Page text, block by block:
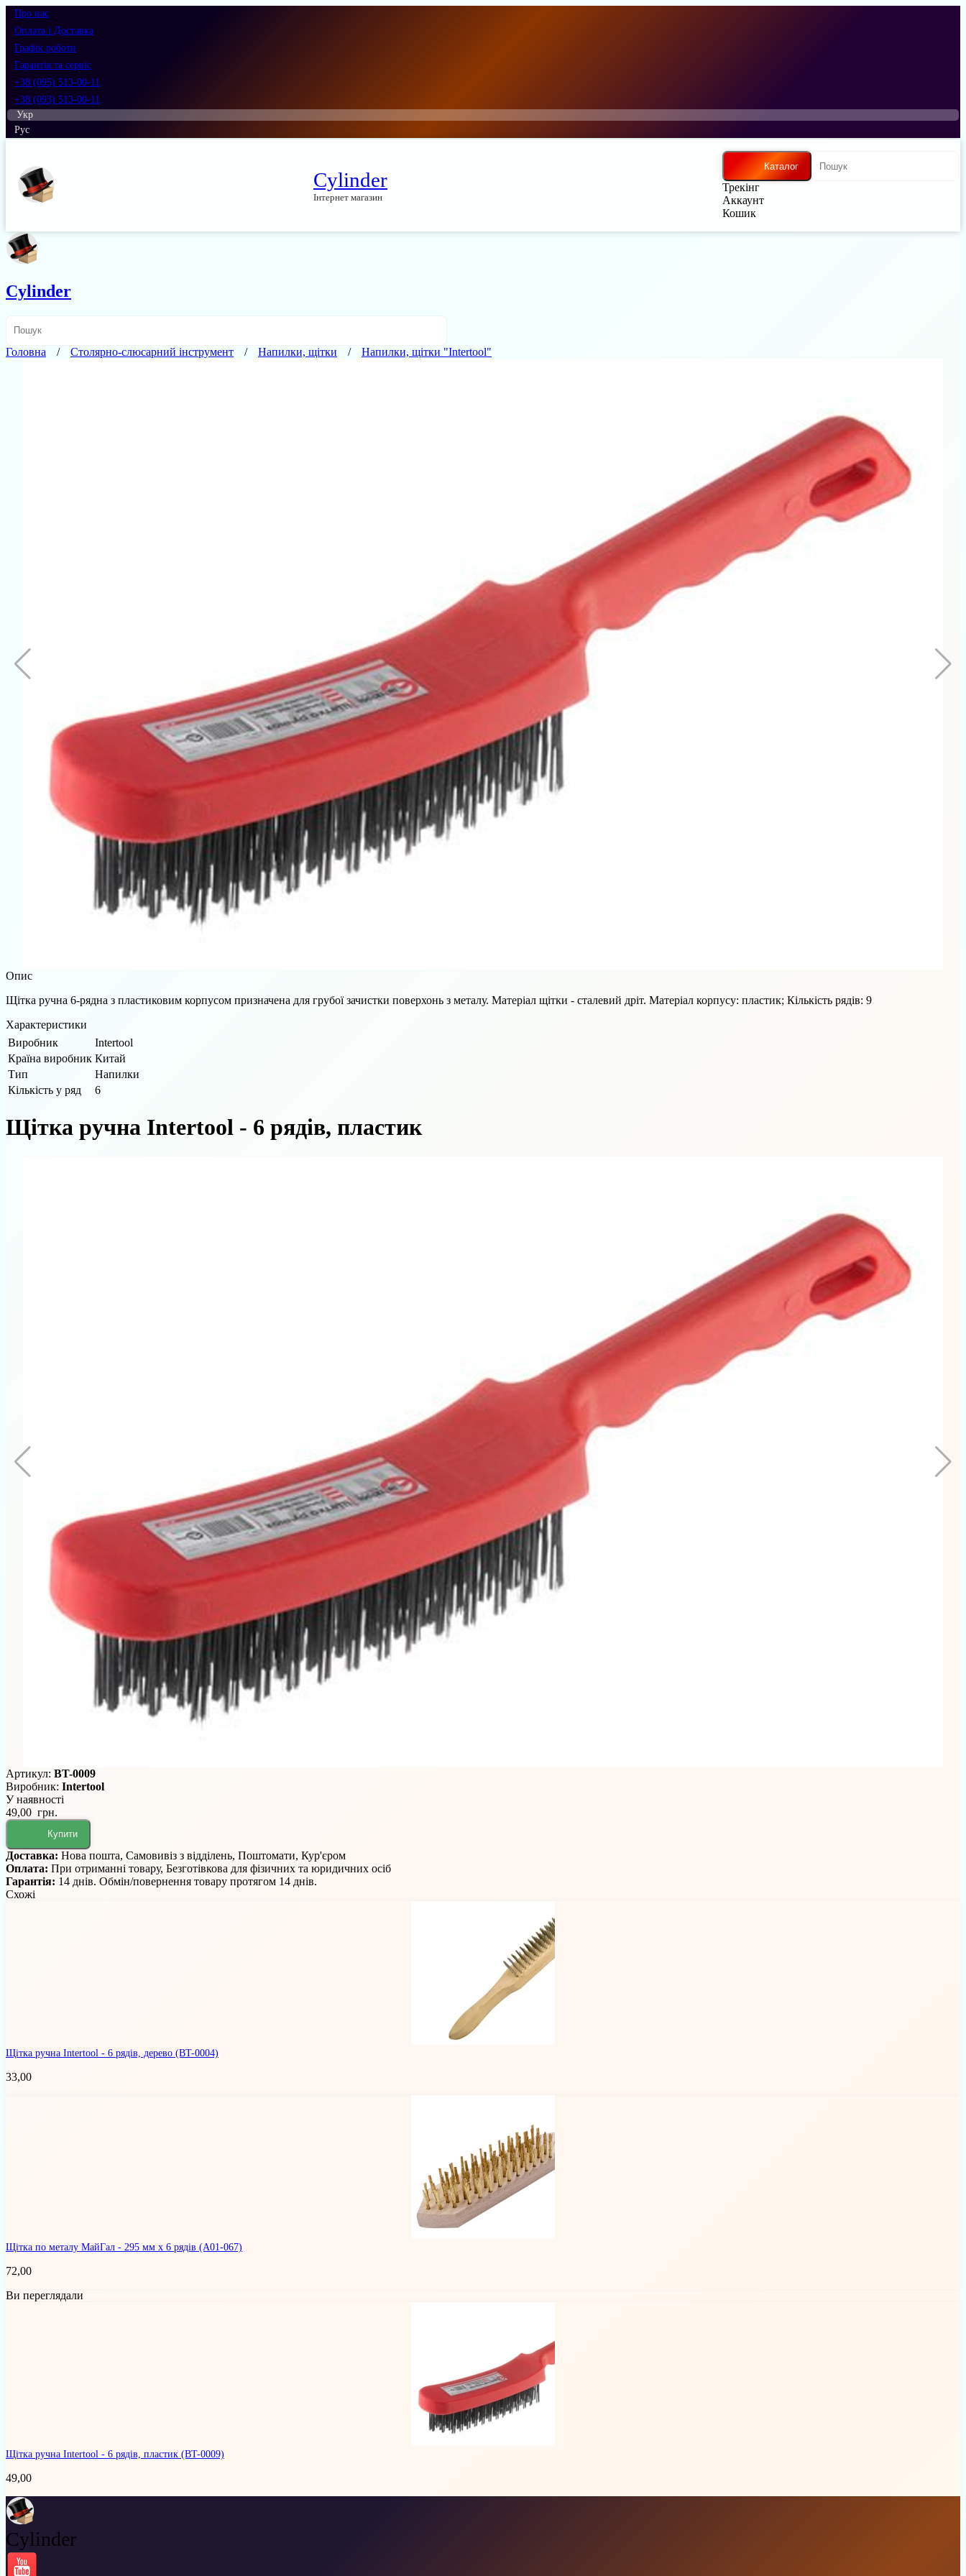
Про нас
Оплата і Доставка
Графік роботи
Гарантія та сервіс
+38 (095) 513-00-11
+38 (093) 513-00-11
Укр
Рус
Cylinder
Інтернет магазин
Каталог
Трекінг
Аккаунт
Кошик
Cylinder
Головна Столярно-слюсарний інструмент Напилки, щітки Напилки, щітки "Intertool"
Опис
Щітка ручна 6-рядна з пластиковим корпусом призначена для грубої зачистки поверхонь з металу. Матеріал щітки - сталевий дріт. Матеріал корпусу: пластик; Кількість рядів: 9
Характеристики
Виробник
Intertool
Країна виробник Китай
Тип
Напилки
Кількість у ряд
6
Щітка ручна Intertool - 6 рядів, пластик
Артикул: BT-0009
Виробник: Intertool
У наявності
49,00 грн.
Купити
Доставка: Нова пошта, Самовивіз з відділень, Поштомати, Кур'єром
Оплата: При отриманні товару, Безготівкова для фізичних та юридичних осіб
Гарантія: 14 днів. Обмін/повернення товару протягом 14 днів.
Схожі
Щітка ручна Intertool - 6 рядів, дерево (BT-0004)
33,00
Щітка по металу МайГал - 295 мм x 6 рядів (А01-067)
72,00
Ви переглядали
Щітка ручна Intertool - 6 рядів, пластик (BT-0009)
49,00
Cylinder